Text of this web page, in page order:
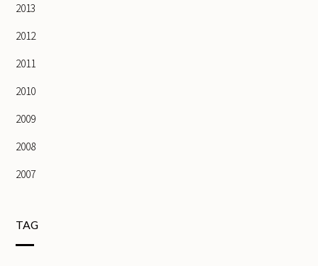
2013
2012
2011
2010
2009
2008
2007
TAG